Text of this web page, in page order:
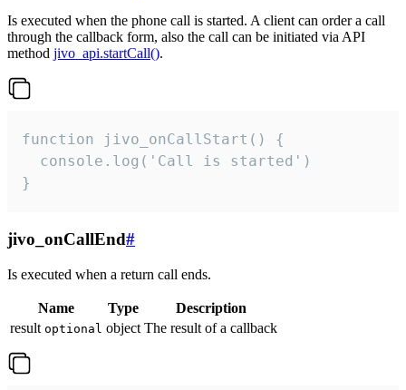
Is executed when the phone call is started. A client can order a call
through the callback form, also the call can be initiated via API
method jivo_api.startCall().
function jivo_onCallStart() {
  console.log('Call is started')
}
jivo_onCallEnd#
Is executed when a return call ends.
Name Type
Description
result optional object The result of a callback